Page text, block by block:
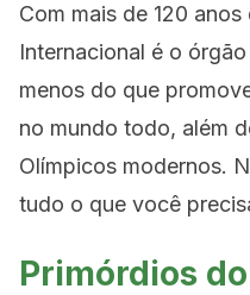
Com mais de 120
Internacional é o
menos do que
no mundo todo, além
Olímpicos modernos.
tudo o que você
Primórdios